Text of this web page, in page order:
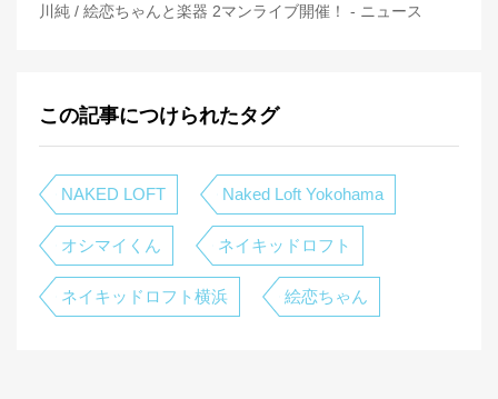
川純 / 絵恋ちゃんと楽器 2マンライブ開催！ - ニュース
この記事につけられたタグ
NAKED LOFT Naked Loft Yokohama
オシマイくん ネイキッドロフト
ネイキッドロフト横浜 絵恋ちゃん